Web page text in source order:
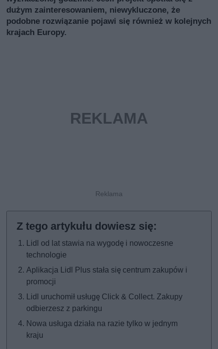
dużym zainteresowaniem, niewykluczone, że
podobne rozwiązanie pojawi się również w kolejnych
krajach Europy.
Lidl od lat stawia na wygodę i nowoczesne
technologie
Aplikacja Lidl Plus stała się centrum zakupów i
promocji
Lidl uruchomił usługę Click & Collect. Zakupy
odbierzesz z parkingu
Nowa usługa działa na razie tylko w jednym
kraju